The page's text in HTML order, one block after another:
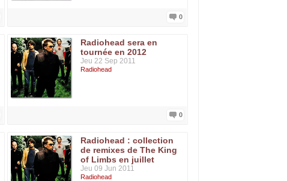
0
Radiohead sera en
tournée en 2012
Jeu 22 Sep 2011
Radiohead
0
Radiohead : collection
de remixes de The King
of Limbs en juillet
Jeu 09 Jun 2011
Radiohead